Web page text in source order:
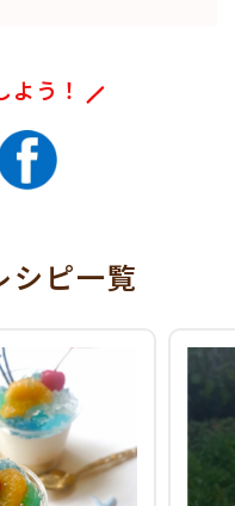
よう！
シピ一覧